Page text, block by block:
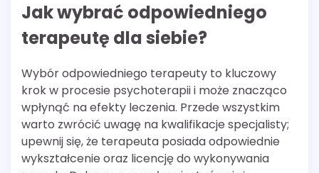
Jak wybrać odpowiedniego
terapeutę dla siebie?
Wybór odpowiedniego terapeuty to kluczowy
krok w procesie psychoterapii i może znacząco
wpłynąć na efekty leczenia. Przede wszystkim
warto zwrócić uwagę na kwalifikacje specjalisty;
upewnij się, że terapeuta posiada odpowiednie
wykształcenie oraz licencję do wykonywania